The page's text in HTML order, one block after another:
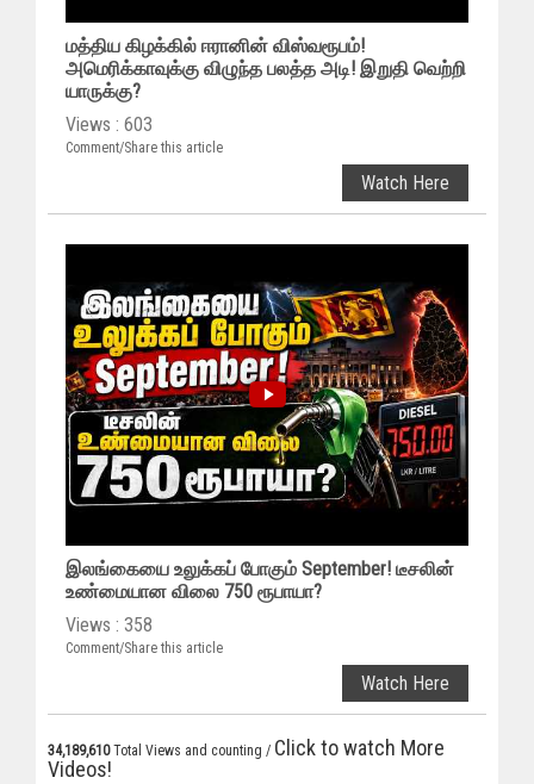
மத்திய கிழக்கில் ஈரானின் விஸ்வரூபம்!
அமெரிக்காவுக்கு விழுந்த பலத்த அடி! இறுதி வெற்றி
யாருக்கு?
Views : 603
Comment/Share this article
Watch Here
இலங்கையை உலுக்கப் போகும் September! டீசலின்
உண்மையான விலை 750 ரூபாயா?
Views : 358
Comment/Share this article
Watch Here
34,189,610Total Views and counting / Click to watch More
Videos!